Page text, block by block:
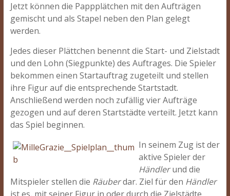
Jetzt können die Pappplätchen mit den Aufträgen
gemischt und als Stapel neben den Plan gelegt
werden.
Jedes dieser Plättchen benennt die Start- und Zielstadt
und den Lohn (Siegpunkte) des Auftrages. Die Spieler
bekommen einen Startauftrag zugeteilt und stellen
ihre Figur auf die entsprechende Startstadt.
Anschließend werden noch zufällig vier Aufträge
gezogen und auf deren Startstädte verteilt. Jetzt kann
das Spiel beginnen.
In seinem Zug ist der
aktive Spieler der
Händlerund die
Mitspieler stellen die Räuberdar. Ziel für den Händler